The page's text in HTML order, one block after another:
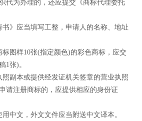
代为办理的，还应提交《商标代理委托
》应当填写工整，申请人的名称、地址
图样10张(指定颜色)的彩色商标，应交
1张)。
副本或提供经发证机关签章的营业执照
请注册商标的，应提供相应的身份证
文，外文文件应当附送中文译本。